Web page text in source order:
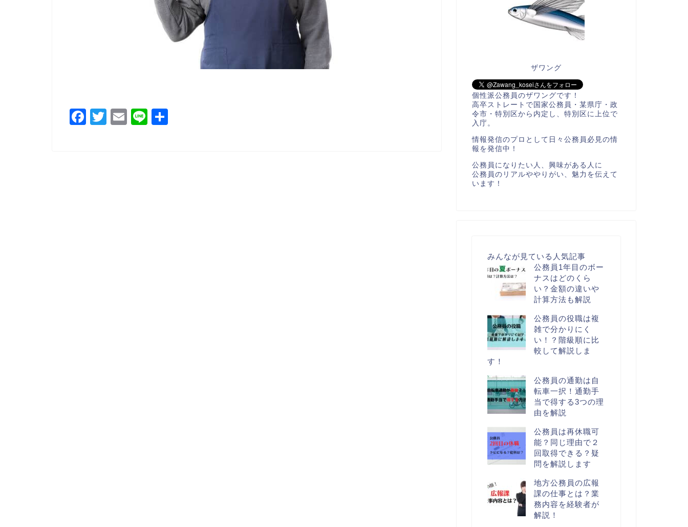
F
T
E
Li
ザワング
個性派公務員のザワングです！
高卒ストレートで国家公務員・某県庁・政
令市・特別区から内定し、特別区に上位で
入庁。
情報発信のプロとして日々公務員必見の情
報を発信中！
公務員になりたい人、興味がある人に
公務員のリアルややりがい、魅力を伝えて
います！
みんなが見ている人気記事
公務員1年目のボー
ナスはどのくら
い？金額の違いや
計算方法も解説
公務員の役職は複
雑で分かりにく
い！？階級順に比
較して解説しま
す！
公務員の通勤は自
転車一択！通勤手
当で得する3つの理
由を解説
公務員は再休職可
能？同じ理由で２
回取得できる？疑
問を解説します
地方公務員の広報
課の仕事とは？業
務内容を経験者が
解説！